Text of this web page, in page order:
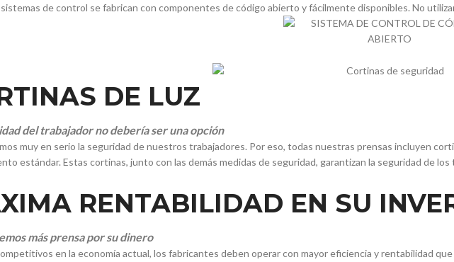
de control se fabrican con componentes de código abierto y fácilmente disponibles. No
DE LUZ
del trabajador no debería ser una opción
muy en serio la seguridad de nuestros trabajadores. Por eso, todas nuestras prensas incluyen
estándar. Estas cortinas, junto con las demás medidas de seguridad, garantizan la seguridad de
RENTABILIDAD EN SU
más prensa por su dinero
en la economía actual, los fabricantes deben operar con mayor eficiencia y rentabilidad